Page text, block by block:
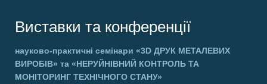
Виставки та конференції
науково-практичні семінари «3D ДРУК МЕТАЛЕВИХ
ВИРОБІВ» та «НЕРУЙНІВНИЙ КОНТРОЛЬ ТА
МОНІТОРИНГ ТЕХНІЧНОГО СТАНУ»